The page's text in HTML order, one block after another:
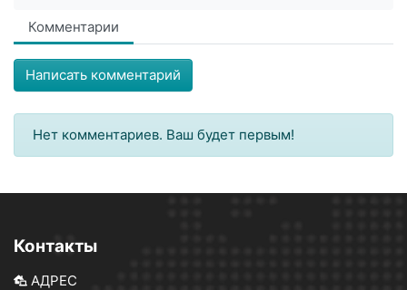
Комментарии
Написать комментарий
Нет комментариев. Ваш будет первым!
Контакты
АДРЕС